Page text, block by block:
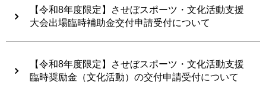
【令和8年度限定】させぼスポーツ・文化活動支援
大会出場臨時補助金交付申請受付について
【令和8年度限定】させぼスポーツ・文化活動支援
臨時奨励金（文化活動）の交付申請受付について